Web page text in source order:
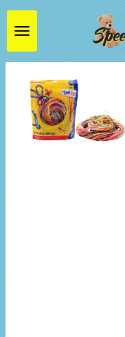
Ga
direct
naar
de
hoofdinhoud